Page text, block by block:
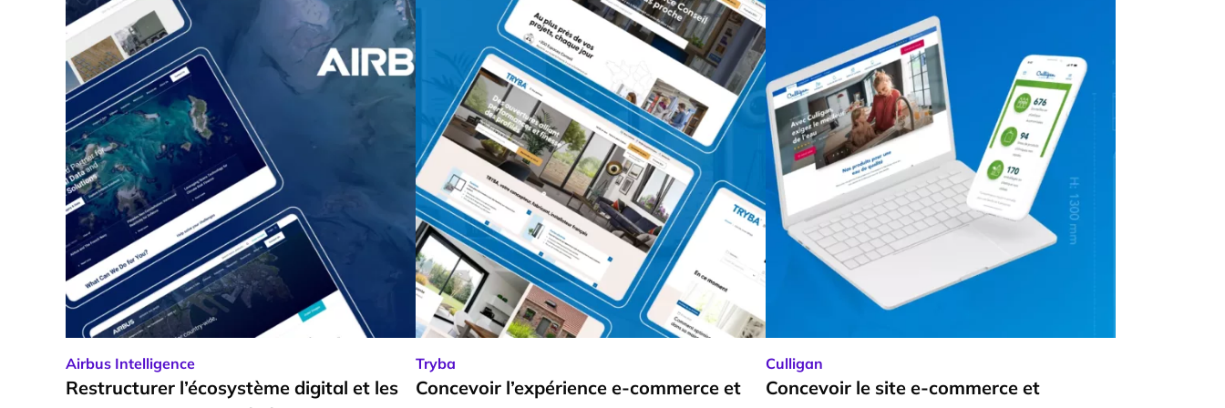
Airbus Intelligence
Restructurer l’écosystème digital et les
Tryba
Concevoir l’expérience e-commerce et
Culligan
Concevoir le site e-commerce et